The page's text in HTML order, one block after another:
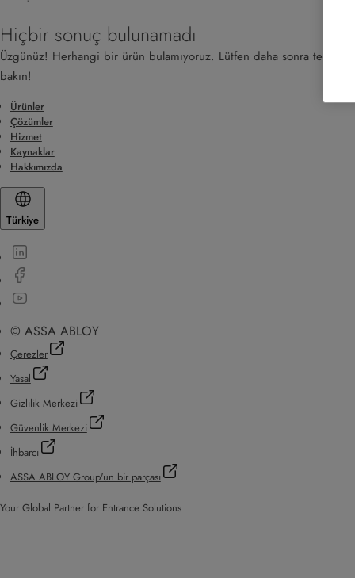
Hiçbir sonuç bulunamadı
Üzgünüz! Herhangi bir ürün bulamıyoruz. Lütfen daha sonra tekrar
bakın!
Ürünler
Çözümler
Hizmet
Kaynaklar
Hakkımızda
Türkiye
© ASSA ABLOY
Çerezler
Yasal
Gizlilik Merkezi
Güvenlik Merkezi
İhbarcı
ASSA ABLOY Group'un bir parçası
Your Global Partner for Entrance Solutions